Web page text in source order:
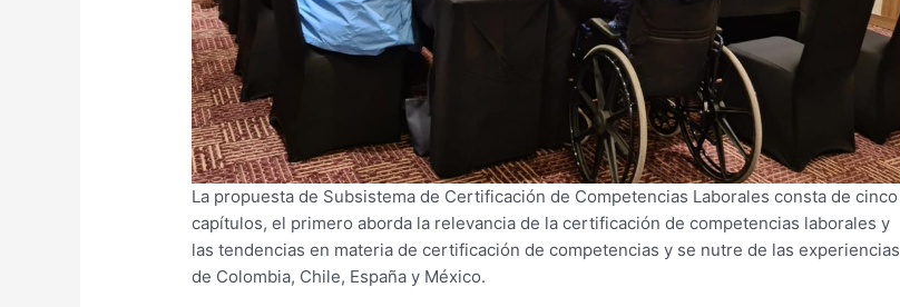
La propuesta de Subsistema de Certificación de Competencias Laborales consta de cinco
capítulos, el primero aborda la relevancia de la certificación de competencias laborales y
las tendencias en materia de certificación de competencias y se nutre de las experiencias
de Colombia, Chile, España y México.